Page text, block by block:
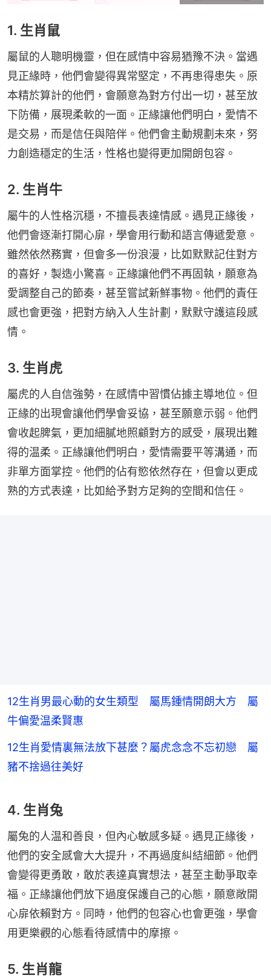
1. 生肖鼠
屬鼠的人聰明機靈，但在感情中容易猶豫不決。當遇
見正緣時，他們會變得異常堅定，不再患得患失。原
本精於算計的他們，會願意為對方付出一切，甚至放
下防備，展現柔軟的一面。正緣讓他們明白，愛情不
是交易，而是信任與陪伴。他們會主動規劃未來，努
力創造穩定的生活，性格也變得更加開朗包容。
2. 生肖牛
屬牛的人性格沉穩，不擅長表達情感。遇見正緣後，
他們會逐漸打開心扉，學會用行動和語言傳遞愛意。
雖然依然務實，但會多一份浪漫，比如默默記住對方
的喜好，製造小驚喜。正緣讓他們不再固執，願意為
愛調整自己的節奏，甚至嘗試新鮮事物。他們的責任
感也會更強，把對方納入人生計劃，默默守護這段感
情。
3. 生肖虎
屬虎的人自信強勢，在感情中習慣佔據主導地位。但
正緣的出現會讓他們學會妥協，甚至願意示弱。他們
會收起脾氣，更加細膩地照顧對方的感受，展現出難
得的温柔。正緣讓他們明白，愛情需要平等溝通，而
非單方面掌控。他們的佔有慾依然存在，但會以更成
熟的方式表達，比如給予對方足夠的空間和信任。
12生肖男最心動的女生類型 屬馬鍾情開朗大方 屬
牛偏愛温柔賢惠
12生肖愛情裏無法放下甚麼？屬虎念念不忘初戀 屬
豬不捨過往美好
4. 生肖兔
屬兔的人温和善良，但內心敏感多疑。遇見正緣後，
他們的安全感會大大提升，不再過度糾結細節。他們
會變得更勇敢，敢於表達真實想法，甚至主動爭取幸
福。正緣讓他們放下過度保護自己的心態，願意敞開
心扉依賴對方。同時，他們的包容心也會更強，學會
用更樂觀的心態看待感情中的摩擦。
5. 生肖龍